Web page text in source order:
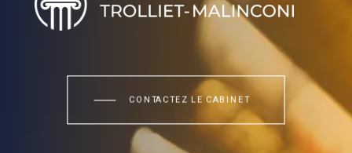
CONTACTEZ LE CABINET